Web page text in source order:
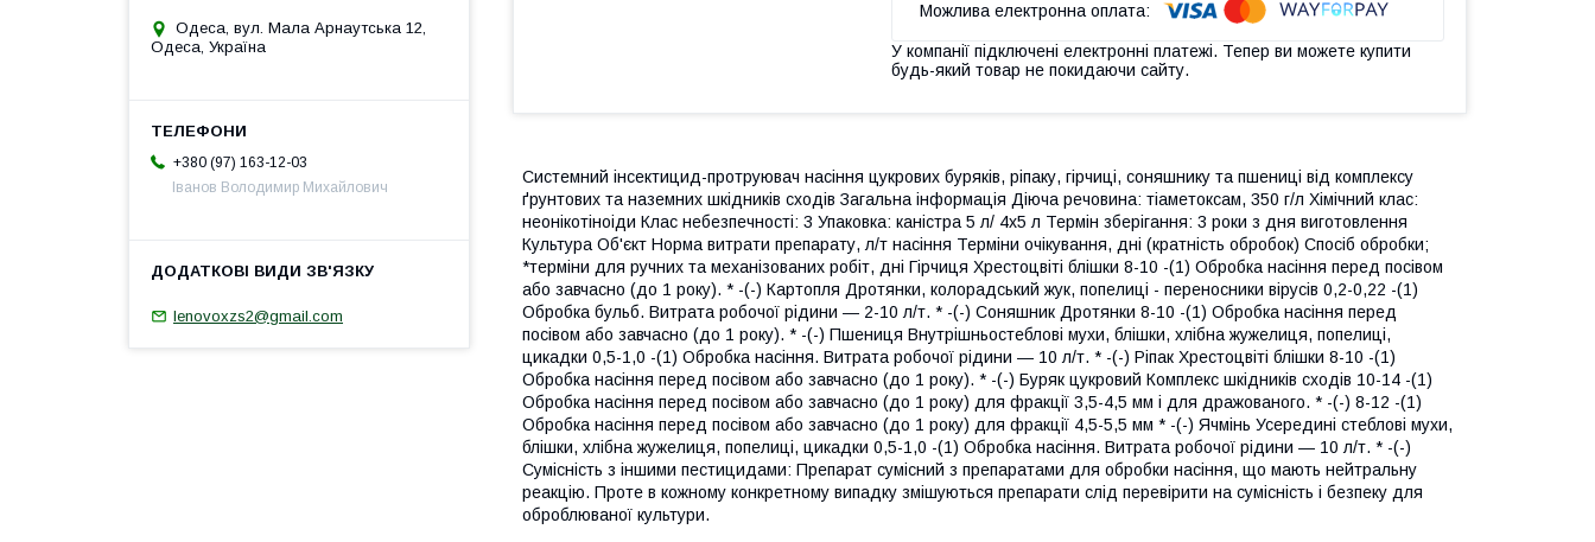
У компанії підключені електронні платежі. Тепер ви можете купити
будь-який товар не покидаючи сайту.
Системний інсектицид-протруювач насіння цукрових буряків, ріпаку, гірчиці, соняшнику та пшениці від комплексу
ґрунтових та наземних шкідників сходів Загальна інформація Діюча речовина: тіаметоксам, 350 г/л Хімічний клас:
неонікотіноіди Клас небезпечності: 3 Упаковка: каністра 5 л/ 4x5 л Термін зберігання: 3 роки з дня виготовлення
Культура Об'єкт Норма витрати препарату, л/т насіння Терміни очікування, дні (кратність обробок) Спосіб обробки;
*терміни для ручних та механізованих робіт, дні Гірчиця Хрестоцвіті блішки 8-10 -(1) Обробка насіння перед посівом
або завчасно (до 1 року). * -(-) Картопля Дротянки, колорадський жук, попелиці - переносники вірусів 0,2-0,22 -(1)
Обробка бульб. Витрата робочої рідини ― 2-10 л/т. * -(-) Соняшник Дротянки 8-10 -(1) Обробка насіння перед
посівом або завчасно (до 1 року). * -(-) Пшениця Внутрішньостеблові мухи, блішки, хлібна жужелиця, попелиці,
цикадки 0,5-1,0 -(1) Обробка насіння. Витрата робочої рідини ― 10 л/т. * -(-) Ріпак Хрестоцвіті блішки 8-10 -(1)
Обробка насіння перед посівом або завчасно (до 1 року). * -(-) Буряк цукровий Комплекс шкідників сходів 10-14 -(1)
Обробка насіння перед посівом або завчасно (до 1 року) для фракції 3,5-4,5 мм і для дражованого. * -(-) 8-12 -(1)
Обробка насіння перед посівом або завчасно (до 1 року) для фракції 4,5-5,5 мм * -(-) Ячмінь Усередині стеблові мухи,
блішки, хлібна жужелиця, попелиці, цикадки 0,5-1,0 -(1) Обробка насіння. Витрата робочої рідини ― 10 л/т. * -(-)
Сумісність з іншими пестицидами: Препарат сумісний з препаратами для обробки насіння, що мають нейтральну
реакцію. Проте в кожному конкретному випадку змішуються препарати слід перевірити на сумісність і безпеку для
оброблюваної культури.
Одеса, вул. Мала Арнаутська 12,
Одеса, Україна
+380 (97) 163-12-03
Іванов Володимир Михайлович
Ienovoxzs2@gmail.com